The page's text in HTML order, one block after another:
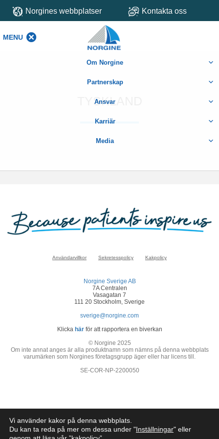
Norgines webbplatser Kontakta oss
MENU
Om Norgine
Partnerskap
Ansvar
Karriär
Media
TYSKLAND
Användarvillkor Sekretesspolicy Kakpolicy
Norgine Sverige AB
7A Centralen
Vasagatan 7
111 20 Stockholm, Sverige
sverige@norgine.com
Klicka härför att rapportera en biverkan
© Norgine 2025
Om inte annat anges är alla produktnamn som nämns på denna webbplats
varumärken som Norgines företagsgrupp äger eller har licens till.
SE-COR-NP-2200050
Vi använder kakor på denna webbplats.
Du kan ta reda på mer om dessa under "Inställningar" eller